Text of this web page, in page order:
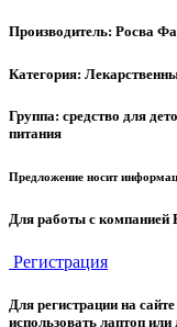
Производитель: Росва
Категория:
Группа: средство для
питания
Предложение носит
Для работы с компанией
Регистрация
Для регистрации на
использовать лаптоп или